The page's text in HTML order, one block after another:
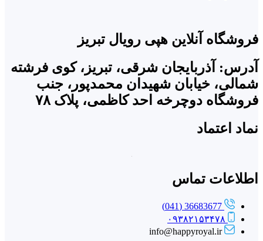
فروشگاه آنلاین هپی رویال تبریز
آدرس: آذربایجان شرقی، تبریز، کوی فرشته
شمالی، خیابان شهیدان محمدپور، جنب
فروشگاه دوچرخه احد کاظمی، پلاک ۷۸
نماد اعتماد
اطلاعات تماس
36683677 (041)
۰۹۳۸۲۱۵۳۴۷۸
info@happyroyal.ir